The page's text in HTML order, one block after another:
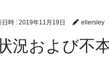
日時 : 2019年11月19日 ellersley
況および不